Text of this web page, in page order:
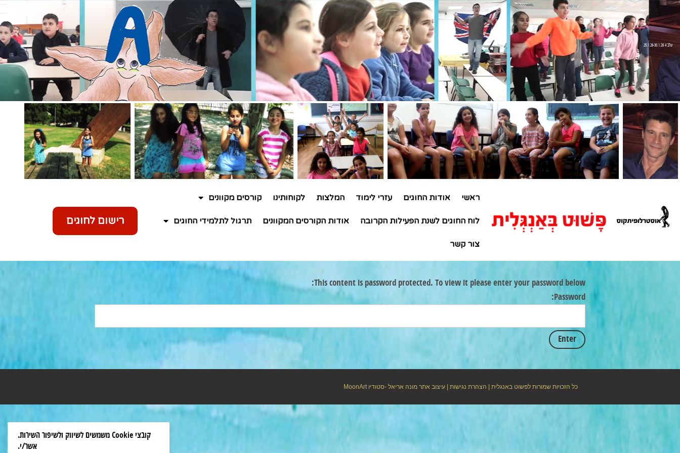
שלב 4 25.1.26-30.1.26
ראשי אודות החוגים עזרי לימוד המלצות לקוחותינו קורסים מקוונים
לוח החוגים לשנת הפעילות הקרובה אודות הקורסים המקוונים תרגול לתלמידי החוגים
צור קשר
רישום לחוגים
This content is password protected. To view it please enter your password below:
Password:
כל הזכויות שמורות לפשוט באנגלית | הצהרת נגישות | עיצוב אתר מונה אריאל -סטודיוMoonArt
קובצי Cookie משמשים לשיווק ולשיפור השירות.
אשר/י.